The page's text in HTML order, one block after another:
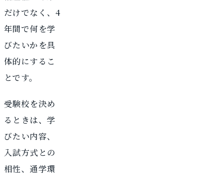
だけでなく、4
年間で何を学
びたいかを具
体的にするこ
とです。
受験校を決め
るときは、学
びたい内容、
入試方式との
相性、通学環